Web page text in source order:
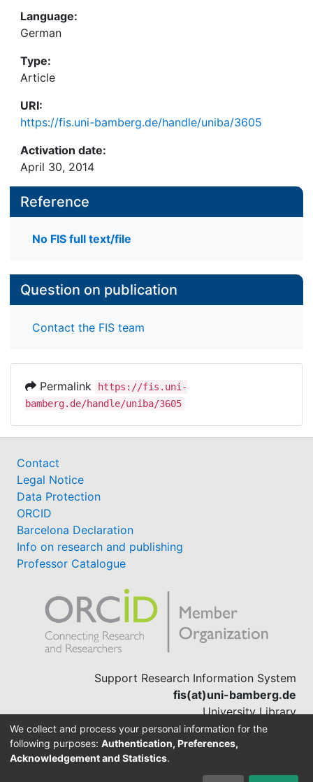
Language:
German
Type:
Article
URI:
https://fis.uni-bamberg.de/handle/uniba/3605
Activation date:
April 30, 2014
Reference
No FIS full text/file
Question on publication
Contact the FIS team
Permalink
https://fis.uni-
bamberg.de/handle/uniba/3605
Contact
Legal Notice
Data Protection
ORCID
Barcelona Declaration
Info on research and publishing
Professor Catalogue
Support Research Information System
fis(at)uni-bamberg.de
University Library
(0951) 863-1568
We collect and process your personal information for the
following purposes: Authentication, Preferences,
Acknowledgement and Statistics.